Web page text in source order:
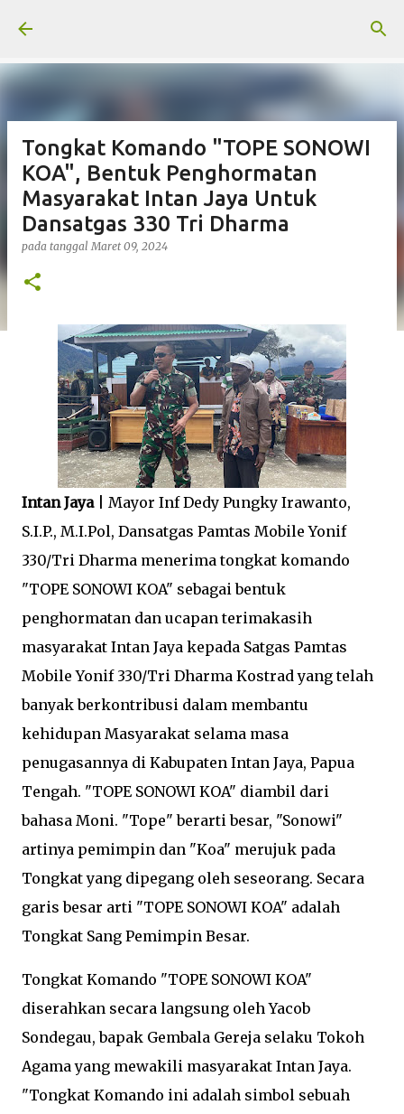
Tongkat Komando "TOPE SONOWI
KOA", Bentuk Penghormatan
Masyarakat Intan Jaya Untuk
Dansatgas 330 Tri Dharma
pada tanggalMaret 09, 2024
Intan Jaya| Mayor Inf Dedy Pungky Irawanto,
S.I.P., M.I.Pol, Dansatgas Pamtas Mobile Yonif
330/Tri Dharma menerima tongkat komando
"TOPE SONOWI KOA" sebagai bentuk
penghormatan dan ucapan terimakasih
masyarakat Intan Jaya kepada Satgas Pamtas
Mobile Yonif 330/Tri Dharma Kostrad yang telah
banyak berkontribusi dalam membantu
kehidupan Masyarakat selama masa
penugasannya di Kabupaten Intan Jaya, Papua
Tengah. "TOPE SONOWI KOA" diambil dari
bahasa Moni. "Tope" berarti besar, "Sonowi"
artinya pemimpin dan "Koa" merujuk pada
Tongkat yang dipegang oleh seseorang. Secara
garis besar arti "TOPE SONOWI KOA" adalah
Tongkat Sang Pemimpin Besar.
Tongkat Komando "TOPE SONOWI KOA"
diserahkan secara langsung oleh Yacob
Sondegau, bapak Gembala Gereja selaku Tokoh
Agama yang mewakili masyarakat Intan Jaya.
"Tongkat Komando ini adalah simbol sebuah